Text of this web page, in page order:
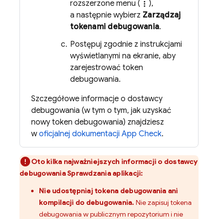
rozszerzone menu ( more_vert ),
a następnie wybierz Zarządzaj
tokenami debugowania.
Postępuj zgodnie z instrukcjami
wyświetlanymi na ekranie, aby
zarejestrować token
debugowania.
Szczegółowe informacje o dostawcy
debugowania (w tym o tym, jak uzyskać
nowy token debugowania) znajdziesz
woficjalnej dokumentacji App Check.
Oto kilka najważniejszych informacji o dostawcy
debugowania Sprawdzania aplikacji:
Nie udostępniaj tokena debugowania ani
kompilacji do debugowania. Nie zapisuj tokena
debugowania w publicznym repozytorium i nie